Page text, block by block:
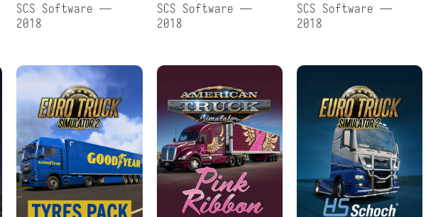
SCS Software —
2018
SCS Software —
2018
SCS Software —
2018